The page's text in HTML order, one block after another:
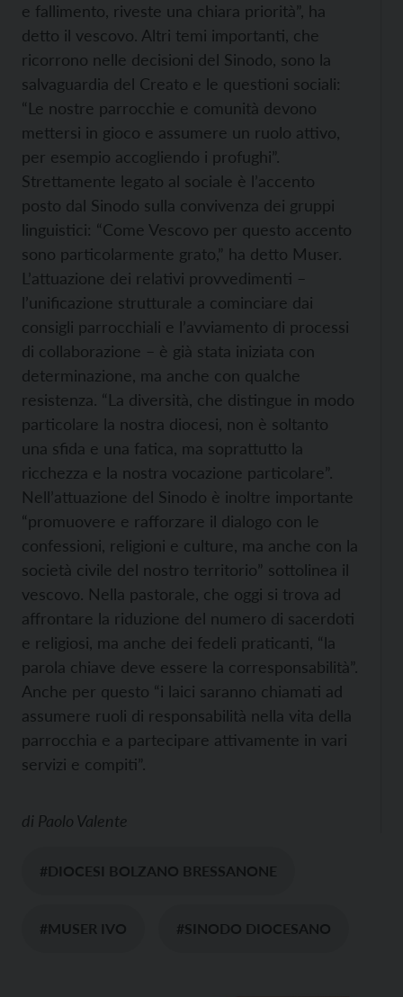
e fallimento, riveste una chiara priorità”, ha
detto il vescovo. Altri temi importanti, che
ricorrono nelle decisioni del Sinodo, sono la
salvaguardia del Creato e le questioni sociali:
“Le nostre parrocchie e comunità devono
mettersi in gioco e assumere un ruolo attivo,
per esempio accogliendo i profughi”.
Strettamente legato al sociale è l’accento
posto dal Sinodo sulla convivenza dei gruppi
linguistici: “Come Vescovo per questo accento
sono particolarmente grato,” ha detto Muser.
L’attuazione dei relativi provvedimenti –
l’unificazione strutturale a cominciare dai
consigli parrocchiali e l’avviamento di processi
di collaborazione – è già stata iniziata con
determinazione, ma anche con qualche
resistenza. “La diversità, che distingue in modo
particolare la nostra diocesi, non è soltanto
una sfida e una fatica, ma soprattutto la
ricchezza e la nostra vocazione particolare”.
Nell’attuazione del Sinodo è inoltre importante
“promuovere e rafforzare il dialogo con le
confessioni, religioni e culture, ma anche con la
società civile del nostro territorio” sottolinea il
vescovo. Nella pastorale, che oggi si trova ad
affrontare la riduzione del numero di sacerdoti
e religiosi, ma anche dei fedeli praticanti, “la
parola chiave deve essere la corresponsabilità”.
Anche per questo “i laici saranno chiamati ad
assumere ruoli di responsabilità nella vita della
parrocchia e a partecipare attivamente in vari
servizi e compiti”.
di Paolo Valente
#DIOCESI BOLZANO BRESSANONE
#MUSER IVO #SINODO DIOCESANO